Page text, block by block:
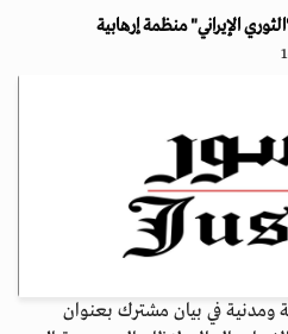
الإيراني" منظمة إرهابية
سياسية ومدنية في بيان مشترك بعنوان